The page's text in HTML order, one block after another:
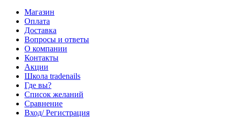
Магазин
Оплата
Доставка
Вопросы и ответы
О компании
Контакты
Акции
Школа tradenails
Где вы?
Список желаний
Сравнение
Вход/ Регистрация